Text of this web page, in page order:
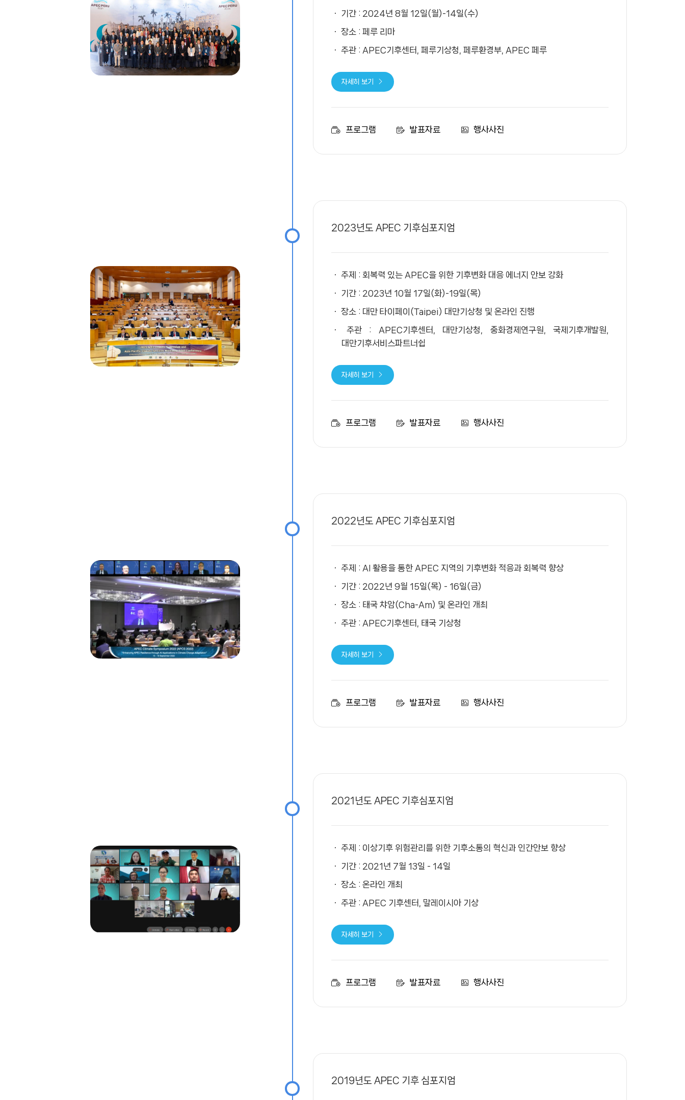
기간 : 2024년 8월 12일(월)-14일(수)
장소 : 페루 리마
주관 : APEC기후센터, 페루기상청, 페루환경부, APEC 페루
자세히 보기
프로그램 발표자료 행사사진
2023년도 APEC 기후심포지엄
주제 : 회복력 있는 APEC을 위한 기후변화 대응 에너지 안보 강화
기간 : 2023년 10월 17일(화)-19일(목)
장소 : 대만 타이페이(Taipei) 대만기상청 ​및 온라인 진행
주관 : APEC기후센터, 대만기상청, 중화경제연구원, 국제기후개발원,
대만기후서비스파트너쉽
자세히 보기
프로그램 발표자료 행사사진
2022년도 APEC 기후심포지엄
주제 : AI 활용을 통한 APEC 지역의 기후변화 적응과 회복력 향상
기간 : 2022년 9월 15일(목) - 16일(금)
장소 : 태국 챠암(Cha-Am) 및 온라인 개최
주관 : APEC기후센터, 태국 기상청
자세히 보기
프로그램 발표자료 행사사진
2021년도 APEC 기후심포지엄
주제 : 이상기후 위험관리를 위한 기후소통의 혁신과 인간안보 향상
기간 : 2021년 7월 13일 - 14일
장소 : 온라인 개최
주관 : APEC 기후센터, 말레이시아 기상
자세히 보기
프로그램 발표자료 행사사진
2019년도 APEC 기후 심포지엄